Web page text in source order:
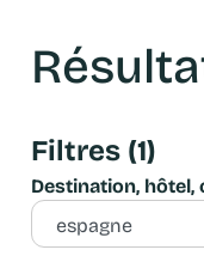
Filtres(1)
Destination,